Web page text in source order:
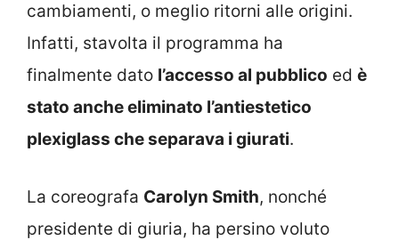
cambiamenti, o meglio ritorni alle origini.
Infatti, stavolta il programma ha
finalmente dato l’accesso al pubblico ed è
stato anche eliminato l’antiestetico
plexiglass che separava i giurati.
La coreografa Carolyn Smith, nonché
presidente di giuria, ha persino voluto